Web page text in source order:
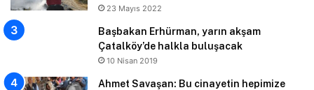
23 Mayıs 2022
Başbakan Erhürman, yarın akşam
Çatalköy’de halkla buluşacak
10 Nisan 2019
Ahmet Savaşan: Bu cinayetin hepimize